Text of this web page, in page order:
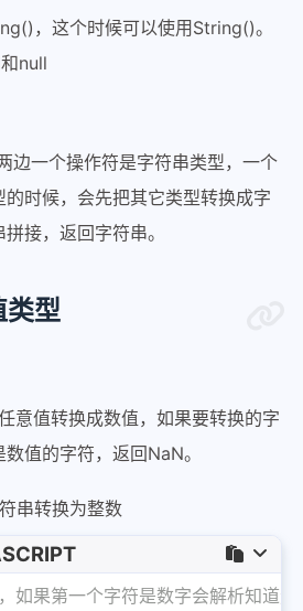
，这个时候可以使用String()。
null
边一个操作符是字符串类型，一个
时候，会先把其它类型转换成字
接，返回字符串。
型
意值转换成数值，如果要转换的字
值的字符，返回NaN。
串转换为整数
果第一个字符是数字会解析知道遇